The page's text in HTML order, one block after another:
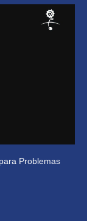
Problemas